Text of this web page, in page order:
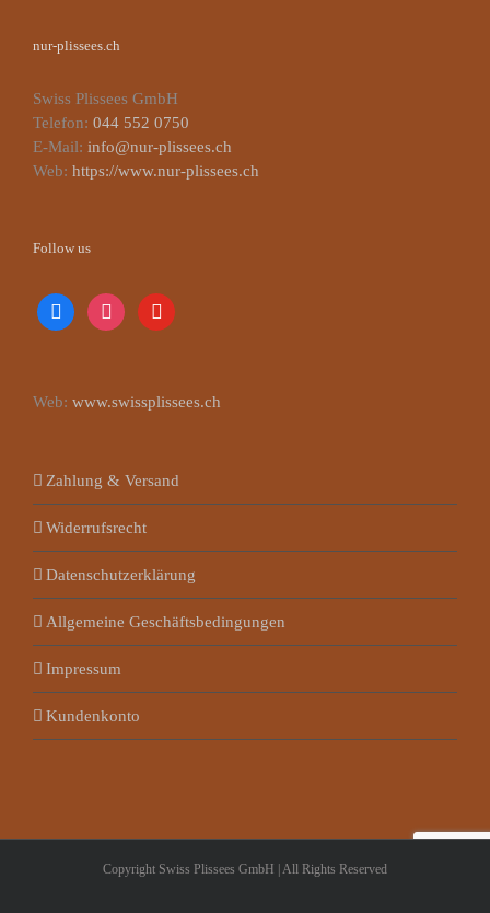
nur-plissees.ch
Swiss Plissees GmbH
Telefon: 044 552 0750
E-Mail: info@nur-plissees.ch
Web: https://www.nur-plissees.ch
Follow us
facebookinstagramyoutube
Web: www.swissplissees.ch
Zahlung & Versand
Widerrufsrecht
Datenschutzerklärung
Allgemeine Geschäftsbedingungen
Impressum
Kundenkonto
Copyright Swiss Plissees GmbH | All Rights Reserved